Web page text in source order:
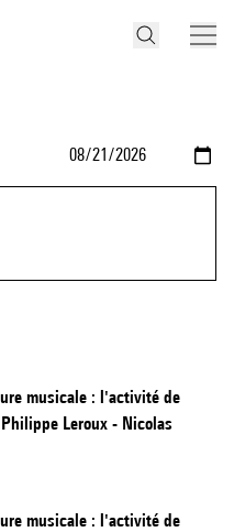
musicale : l'activité de
Leroux - Nicolas
musicale : l'activité de